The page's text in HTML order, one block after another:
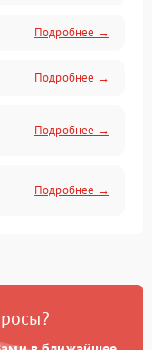
Подробнее →
Подробнее →
Подробнее →
Подробнее →
Подробнее →